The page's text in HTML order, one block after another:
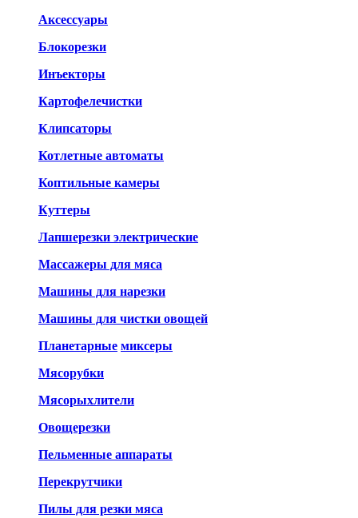
Аксессуары
Блокорезки
Инъекторы
Картофелечистки
Клипсаторы
Котлетные автоматы
Коптильные камеры
Куттеры
Лапшерезки электрические
Массажеры для мяса
Машины для нарезки
Машины для чистки овощей
Планетарные миксеры
Мясорубки
Мясорыхлители
Овощерезки
Пельменные аппараты
Перекрутчики
Пилы для резки мяса